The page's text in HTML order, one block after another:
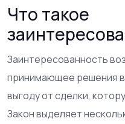
Что такое
Заинтересованность
принимающее решения в
выгоду от сделки,
Закон выделяет